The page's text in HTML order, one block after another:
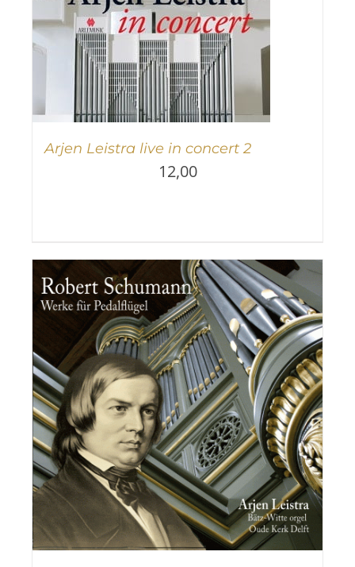
Arjen Leistra live in concert 2
12,00